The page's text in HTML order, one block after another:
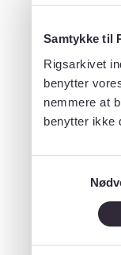
Samtykke til
Rigsarkivet
benytter
nemmere at
benytter ikke